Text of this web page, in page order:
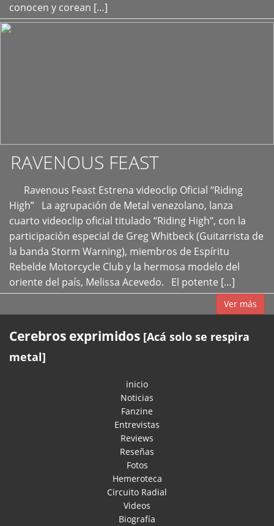
conocen y corean […]
RAVENOUS FEAST
Ravenous Feast Estrena videoclip Oficial “Riding
High” La agrupación de Metal venezolano, lanza
cuarto videoclip oficial titulado “Riding High”, con la
participación especial de Greg Whitbeck (Guitarrista de
la banda Storm Warning), miembros de Espíritu
Rebelde Motorcycle Club y la hermosa modelo del
oriente del país, Melissa Acevedo. El potente […]
Ver más
Cerebros exprimidos [Acá solo se respira
metal]
inicio
Noticias
Fanzine
Entrevistas
Reviews
Reseñas
Fotos
Hemeroteca
Circuito Radial
Videos
Biografía